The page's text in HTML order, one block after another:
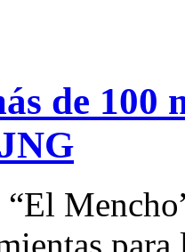
de 100